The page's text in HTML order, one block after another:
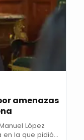
amenazas
López
en la que pidió